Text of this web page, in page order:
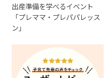
出産準備を学べるイベント
「プレママ・プレパパレッス
ン」